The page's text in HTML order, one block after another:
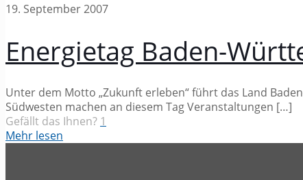
19. September 2007
Energietag Baden-
Unter dem Motto „Zukunft erleben“ führt das Land
Südwesten machen an diesem Tag Veranstaltungen […]
Gefällt das Ihnen? 1
Mehr lesen